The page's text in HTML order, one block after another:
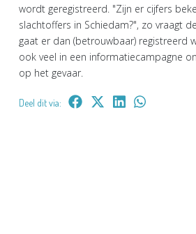
wordt geregistreerd. "Zijn er cijfers
slachtoffers in Schiedam?", zo vraagt
gaat er dan (betrouwbaar) registreerd
ook veel in een informatiecampagne
op het gevaar.
Deel dit via: